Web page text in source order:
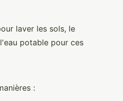
laver les sols, le
potable pour ces
: